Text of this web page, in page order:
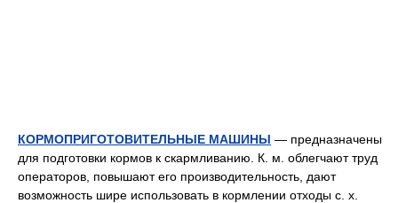
КОРМОПРИГОТОВИТЕЛЬНЫЕ МАШИНЫ — предназначены
для подготовки кормов к скармливанию. К. м. облегчают труд
операторов, повышают его производительность, дают
возможность шире использовать в кормлении отходы с. х.